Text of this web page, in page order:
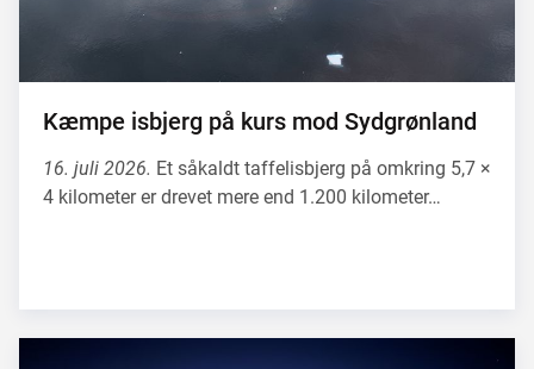
Kæmpe isbjerg på kurs mod Sydgrønland
16. juli 2026. Et såkaldt taffelisbjerg på omkring 5,7 ×
4 kilometer er drevet mere end 1.200 kilometer…